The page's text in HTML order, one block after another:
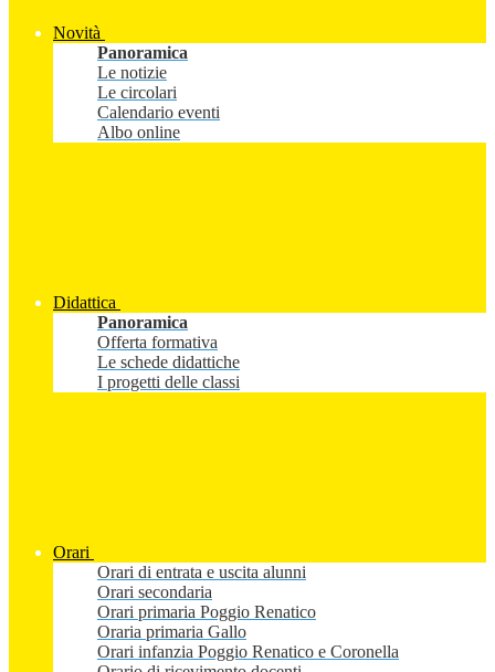
Novità
Panoramica
Le notizie
Le circolari
Calendario eventi
Albo online
Didattica
Panoramica
Offerta formativa
Le schede didattiche
I progetti delle classi
Orari
Orari di entrata e uscita alunni
Orari secondaria
Orari primaria Poggio Renatico
Oraria primaria Gallo
Orari infanzia Poggio Renatico e Coronella